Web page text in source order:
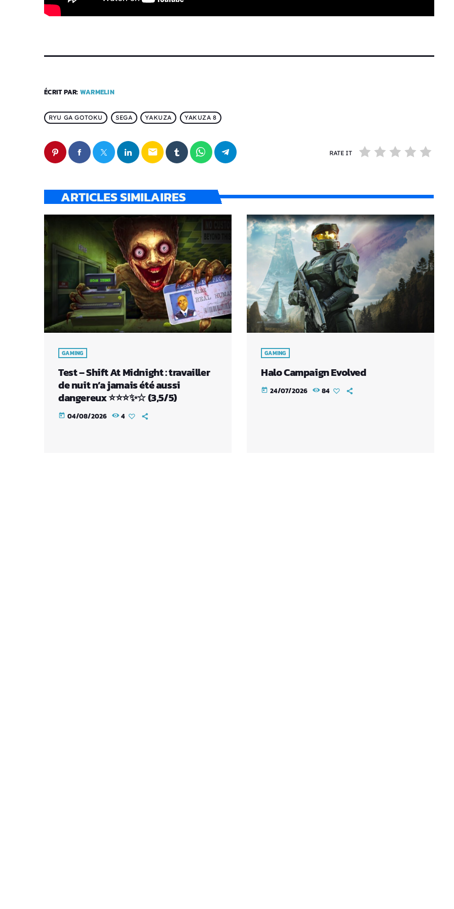
ÉCRIT PAR: WARMELIN
RYU GA GOTOKU SEGA YAKUZA YAKUZA 8
email RATE IT
ARTICLES SIMILAIRES
GAMING
Test – Shift At Midnight : travailler
de nuit n’a jamais été aussi
dangereux ⭐⭐⭐✨☆ (3,5/5)
today 04/08/2026 4
GAMING
Halo Campaign Evolved
today 24/07/2026 84